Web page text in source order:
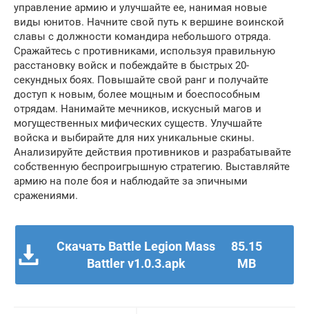
управление армию и улучшайте ее, нанимая новые
виды юнитов. Начните свой путь к вершине воинской
славы с должности командира небольшого отряда.
Сражайтесь с противниками, используя правильную
расстановку войск и побеждайте в быстрых 20-
секундных боях. Повышайте свой ранг и получайте
доступ к новым, более мощным и боеспособным
отрядам. Нанимайте мечников, искусный магов и
могущественных мифических существ. Улучшайте
войска и выбирайте для них уникальные скины.
Анализируйте действия противников и разрабатывайте
собственную беспроигрышную стратегию. Выставляйте
армию на поле боя и наблюдайте за эпичными
сражениями.
Скачать Battle Legion Mass
Battler v1.0.3.apk
85.15
MB